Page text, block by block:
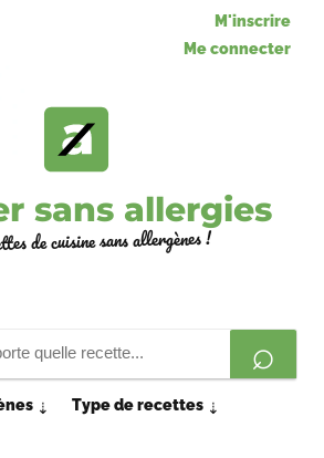
M'inscrire
Me connecter
sans allergies
de cuisine sans allergènes !
⇣ Type de recettes ⇣